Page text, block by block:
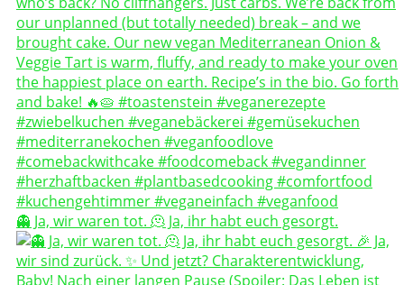
👻 Ja, wir waren tot. 🫠 Ja, ihr habt euch gesorgt.